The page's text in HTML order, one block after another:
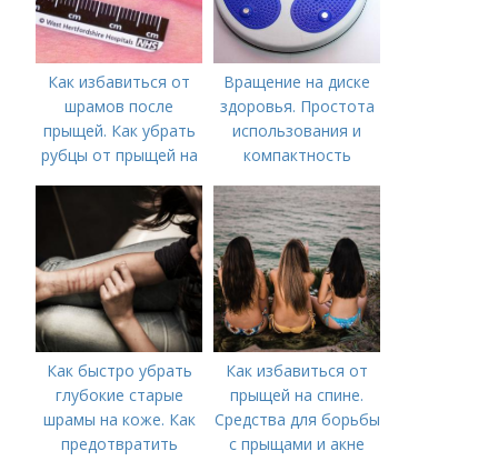
Как избавиться от
шрамов после
прыщей. Как убрать
рубцы от прыщей на
Вращение на диске
здоровья. Простота
использования и
компактность
Как быстро убрать
глубокие старые
шрамы на коже. Как
предотвратить
Как избавиться от
прыщей на спине.
Средства для борьбы
с прыщами и акне